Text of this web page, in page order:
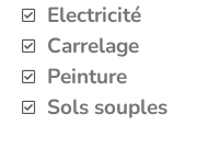
Electricité
Carrelage
Peinture
Sols souples